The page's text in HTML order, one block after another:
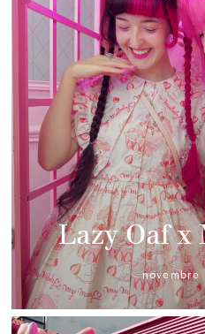
Lazy Oaf x
novembre